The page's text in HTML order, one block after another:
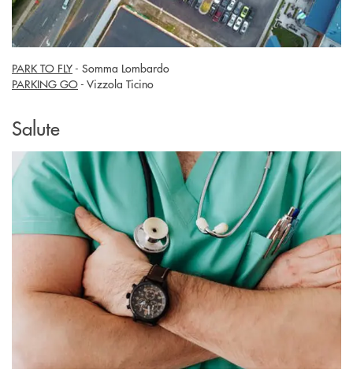
PARK TO FLY- Somma Lombardo
PARKING GO- Vizzola Ticino
Salute